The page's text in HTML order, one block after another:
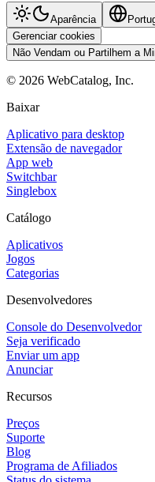
Aparência
Gerenciar cookies
Não Vendam ou Partilhem a
© 2026 WebCatalog, Inc.
Baixar
Aplicativo para desktop
Extensão de navegador
App web
Switchbar
Singlebox
Catálogo
Aplicativos
Jogos
Categorias
Desenvolvedores
Console do Desenvolvedor
Seja verificado
Enviar um app
Anunciar
Recursos
Preços
Suporte
Blog
Programa de Afiliados